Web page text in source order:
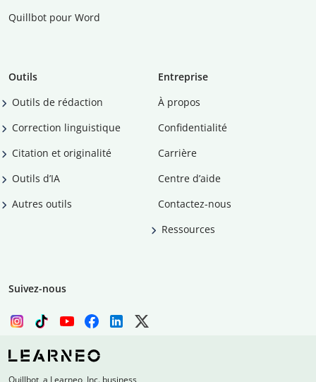
Quillbot pour Word
Outils
Outils de rédaction
Correction linguistique
Citation et originalité
Outils d’IA
Autres outils
Entreprise
À propos
Confidentialité
Carrière
Centre d’aide
Contactez-nous
Ressources
Suivez-nous